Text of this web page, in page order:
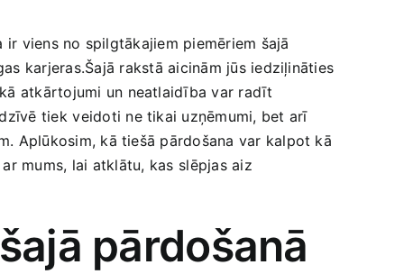
viens no spilgtākajiem piemēriem⁢ šajā
karjeras.Šajā⁤ rakstā aicinām jūs iedziļināties
atkārtojumi un neatlaidība var radīt
tiek ⁣veidoti ne tikai uzņēmumi, bet arī
Aplūkosim, kā tiešā pārdošana var kalpot kā
mums, ⁣lai atklātu, kas⁤ slēpjas aiz‌
pārdošanā